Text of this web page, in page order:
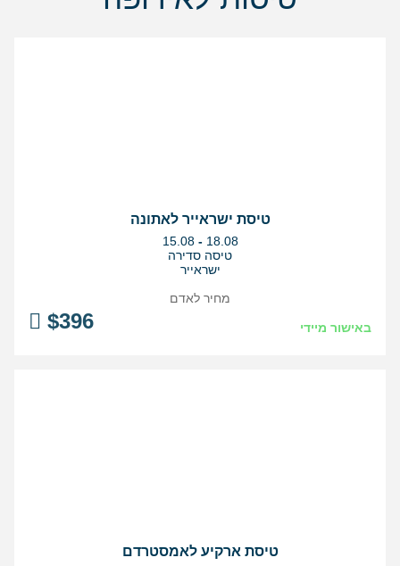
טיסת ישראייר לאתונה
בין
התאריכים,
15.08 - 18.08
טיסה סדירה
ישראייר
באישור מיידי $396
מחיר לאדם
טיסת ארקיע לאמסטרדם